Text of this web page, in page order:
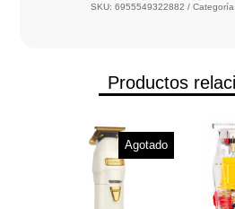
SKU: 6955549322882 Categoría:
Productos
Agotado